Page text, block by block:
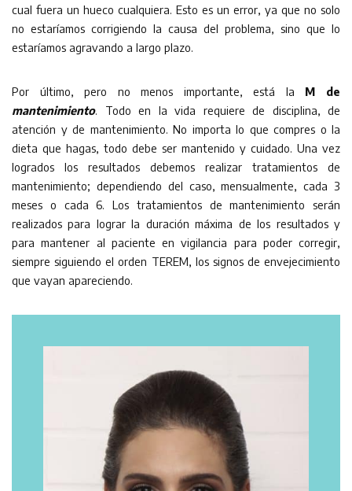
cual fuera un hueco cualquiera. Esto es un error, ya que no solo
no estaríamos corrigiendo la causa del problema, sino que lo
estaríamos agravando a largo plazo.
Por último, pero no menos importante, está la M de
mantenimiento. Todo en la vida requiere de disciplina, de
atención y de mantenimiento. No importa lo que compres o la
dieta que hagas, todo debe ser mantenido y cuidado. Una vez
logrados los resultados debemos realizar tratamientos de
mantenimiento; dependiendo del caso, mensualmente, cada 3
meses o cada 6. Los tratamientos de mantenimiento serán
realizados para lograr la duración máxima de los resultados y
para mantener al paciente en vigilancia para poder corregir,
siempre siguiendo el orden TEREM, los signos de envejecimiento
que vayan apareciendo.